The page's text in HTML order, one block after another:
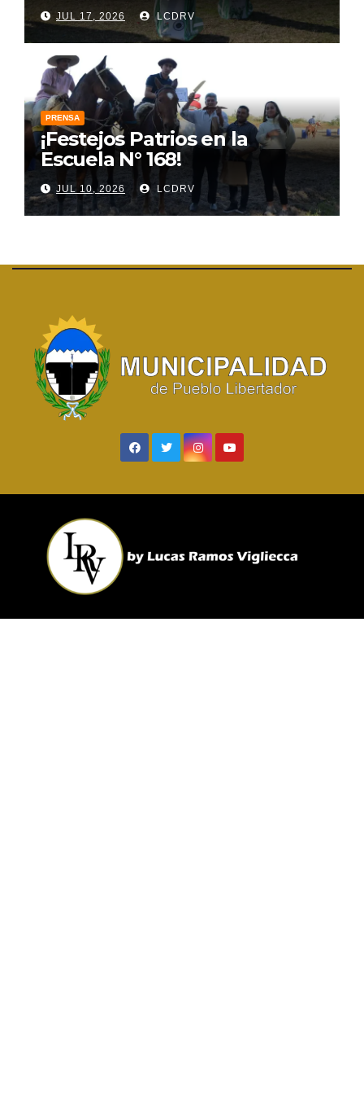
JUL 17, 2026 LCDRV
PRENSA
¡Festejos Patrios en la
Escuela N° 168!
JUL 10, 2026 LCDRV